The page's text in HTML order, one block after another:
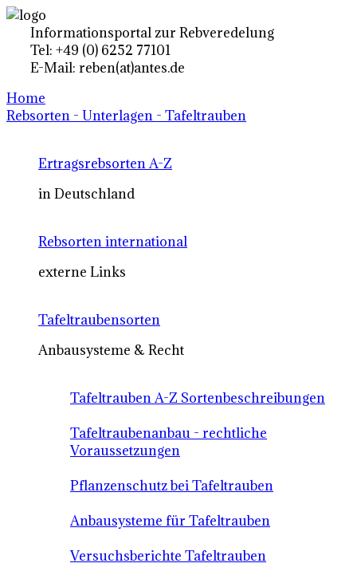
Informationsportal zur Rebveredelung
Tel: +49 (0) 6252 77101
E-Mail: reben(at)antes.de
Home
Rebsorten - Unterlagen - Tafeltrauben
Ertragsrebsorten A-Z
in Deutschland
Rebsorten international
externe Links
Tafeltraubensorten
Anbausysteme & Recht
Tafeltrauben A-Z Sortenbeschreibungen
Tafeltraubenanbau - rechtliche
Voraussetzungen
Pflanzenschutz bei Tafeltrauben
Anbausysteme für Tafeltrauben
Versuchsberichte Tafeltrauben